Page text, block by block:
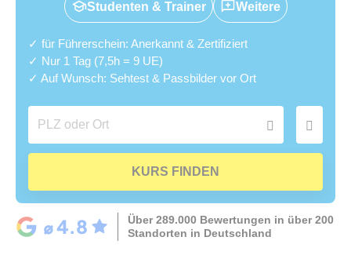
Studenten & Trainer Weitere
✓ für Führerschein: Anerkannt & Zertifiziert
✓ Nur 1 Tag (7,5h = 9 UE)
✓ Auf Wunsch: Sehtest & Passbilder vor Ort
KURS FINDEN
Über 289.000 Bewertungen in über 200
Standorten in Deutschland